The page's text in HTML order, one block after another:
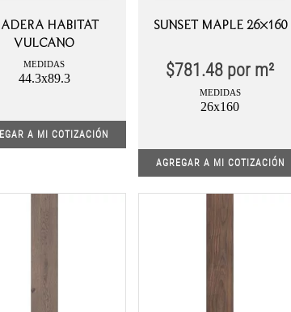
HABITAT
VULCANO
MEDIDAS
44.3x89.3
A MI COTIZACIÓN
SUNSET MAPLE 26×160
$781.48 por m²
MEDIDAS
26x160
AGREGAR A MI COTIZACIÓN